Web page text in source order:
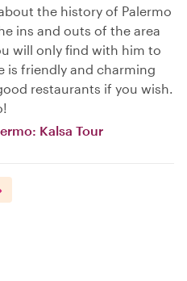
the history of Palermo
ins and outs of the area
will only find with him to
is friendly and charming
restaurants if you wish.
Kalsa Tour